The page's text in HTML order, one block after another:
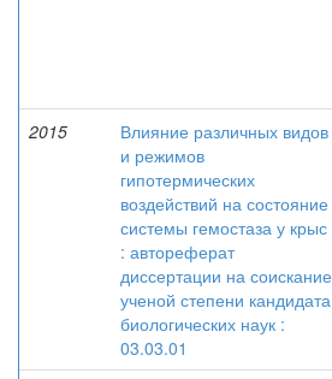
2015
Влияние различных видов
и режимов
гипотермических
воздействий на состояние
системы гемостаза у крыс
: автореферат
диссертации на соискание
ученой степени кандидата
биологических наук :
03.03.01